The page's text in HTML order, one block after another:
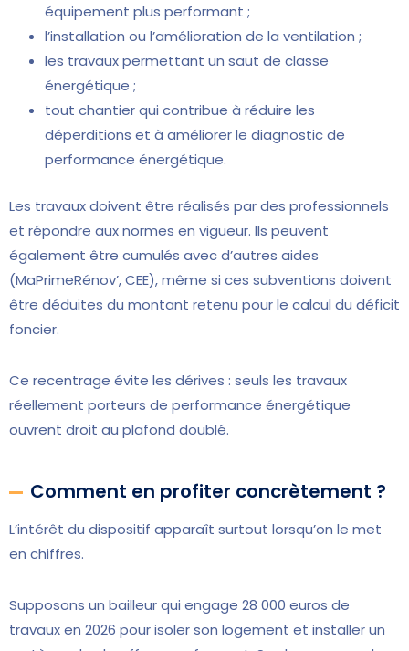
équipement plus performant ;
l’installation ou l’amélioration de la ventilation ;
les travaux permettant un saut de classe
énergétique ;
tout chantier qui contribue à réduire les
déperditions et à améliorer le diagnostic de
performance énergétique.
Les travaux doivent être réalisés par des professionnels
et répondre aux normes en vigueur. Ils peuvent
également être cumulés avec d’autres aides
(MaPrimeRénov’, CEE), même si ces subventions doivent
être déduites du montant retenu pour le calcul du déficit
foncier.
Ce recentrage évite les dérives : seuls les travaux
réellement porteurs de performance énergétique
ouvrent droit au plafond doublé.
Comment en profiter concrètement ?
L’intérêt du dispositif apparaît surtout lorsqu’on le met
en chiffres.
Supposons un bailleur qui engage 28 000 euros de
travaux en 2026 pour isoler son logement et installer un